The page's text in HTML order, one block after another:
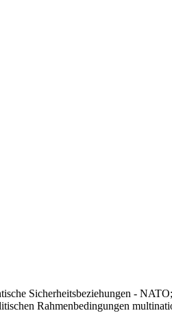
Sicherheitsbeziehungen -
Rahmenbedingungen